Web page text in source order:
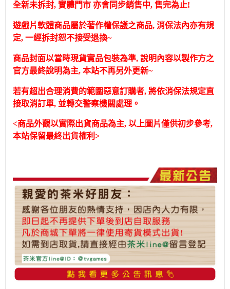
全新未拆封, 實體門市 亦會同步銷售中, 售完為止!
遊戲片軟體商品屬於著作權保護之商品, 消保法內亦有規
定, 一經拆封恕不接受退換~
商品封面以當時現貨實品包裝為準, 說明內容以製作方之
官方最終說明為主, 本站不再另外更新~
若有超出合理消費的範圍惡意訂購者, 將依消保法規定直
接取消訂單, 並轉交警察機關處理。
<商品外觀以實際出貨商品為主, 以上圖片僅供初步參考,
本站保留最終出貨權利>